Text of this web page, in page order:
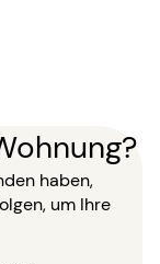
haben,
um Ihre